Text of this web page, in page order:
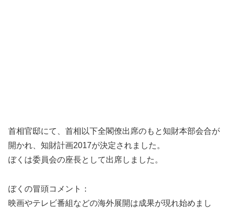
首相官邸にて、首相以下全閣僚出席のもと知財本部会合が
開かれ、知財計画2017が決定されました。
ぼくは委員会の座長として出席しました。
ぼくの冒頭コメント：
映画やテレビ番組などの海外展開は成果が現れ始めまし